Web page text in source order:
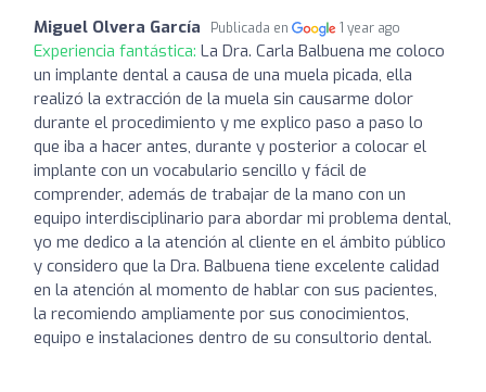
Miguel Olvera García Publicada en 1 year ago
Experiencia fantástica: La Dra. Carla Balbuena me coloco
un implante dental a causa de una muela picada, ella
realizó la extracción de la muela sin causarme dolor
durante el procedimiento y me explico paso a paso lo
que iba a hacer antes, durante y posterior a colocar el
implante con un vocabulario sencillo y fácil de
comprender, además de trabajar de la mano con un
equipo interdisciplinario para abordar mi problema dental,
yo me dedico a la atención al cliente en el ámbito público
y considero que la Dra. Balbuena tiene excelente calidad
en la atención al momento de hablar con sus pacientes,
la recomiendo ampliamente por sus conocimientos,
equipo e instalaciones dentro de su consultorio dental.